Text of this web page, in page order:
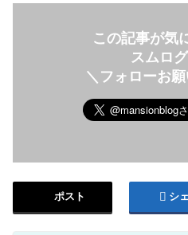
この記事が気
スムロ
＼フォローお
ポスト シ